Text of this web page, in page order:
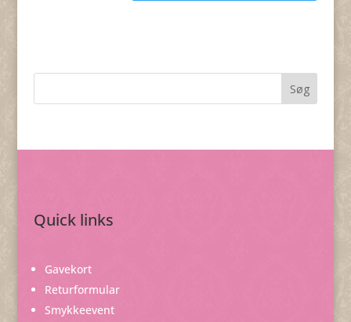
Quick links
Gavekort
Returformular
Smykkeevent